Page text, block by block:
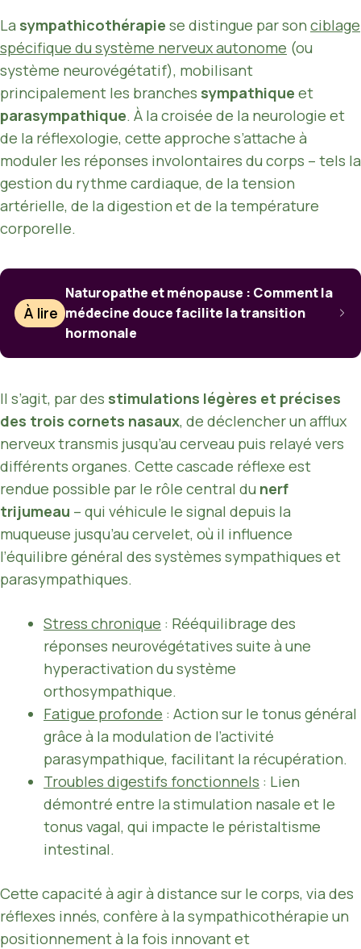
La sympathicothérapie se distingue par son ciblage
spécifique du système nerveux autonome (ou
système neurovégétatif), mobilisant
principalement les branches sympathique et
parasympathique. À la croisée de la neurologie et
de la réflexologie, cette approche s’attache à
moduler les réponses involontaires du corps – tels la
gestion du rythme cardiaque, de la tension
artérielle, de la digestion et de la température
corporelle.
À lire
Naturopathe et ménopause : Comment la
médecine douce facilite la transition
hormonale
Il s’agit, par des stimulations légères et précises
des trois cornets nasaux, de déclencher un afflux
nerveux transmis jusqu’au cerveau puis relayé vers
différents organes. Cette cascade réflexe est
rendue possible par le rôle central du nerf
trijumeau – qui véhicule le signal depuis la
muqueuse jusqu’au cervelet, où il influence
l’équilibre général des systèmes sympathiques et
parasympathiques.
Stress chronique : Rééquilibrage des
réponses neurovégétatives suite à une
hyperactivation du système
orthosympathique.
Fatigue profonde : Action sur le tonus général
grâce à la modulation de l’activité
parasympathique, facilitant la récupération.
Troubles digestifs fonctionnels : Lien
démontré entre la stimulation nasale et le
tonus vagal, qui impacte le péristaltisme
intestinal.
Cette capacité à agir à distance sur le corps, via des
réflexes innés, confère à la sympathicothérapie un
positionnement à la fois innovant et